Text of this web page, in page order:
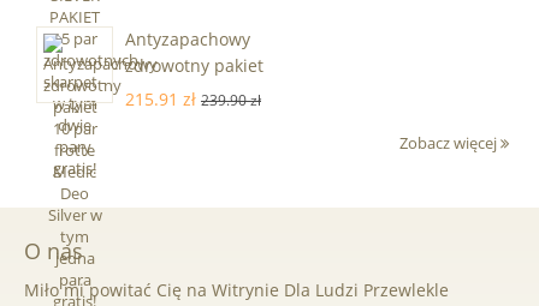
skarpet - w tym
dwie pary gratis!
Antyzapachowy
zdrowotny pakiet
10 par frotte
215.91 zł 239.90 zł
Zobacz więcej
O nas
Miło mi powitać Cię na Witrynie Dla Ludzi Przewlekle